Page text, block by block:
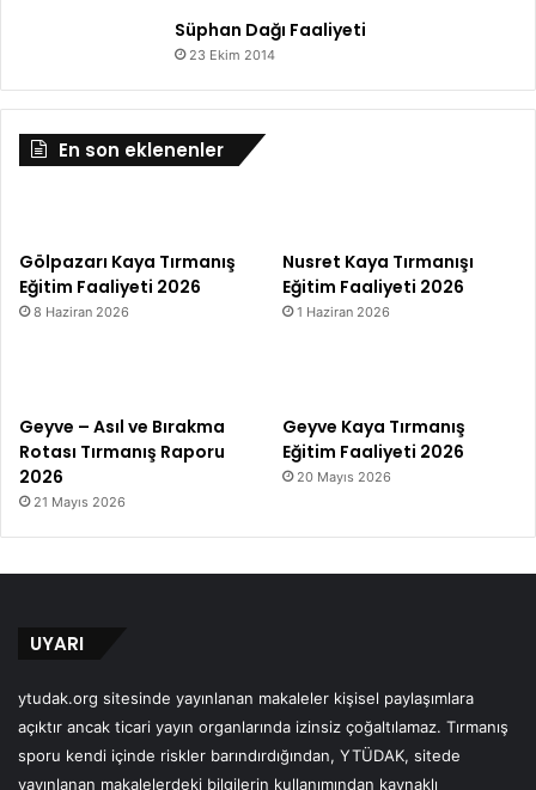
Süphan Dağı Faaliyeti
23 Ekim 2014
En son eklenenler
Gölpazarı Kaya Tırmanış
Eğitim Faaliyeti 2026
8 Haziran 2026
Nusret Kaya Tırmanışı
Eğitim Faaliyeti 2026
1 Haziran 2026
Geyve – Asıl ve Bırakma
Rotası Tırmanış Raporu
2026
21 Mayıs 2026
Geyve Kaya Tırmanış
Eğitim Faaliyeti 2026
20 Mayıs 2026
UYARI
ytudak.org sitesinde yayınlanan makaleler kişisel paylaşımlara
açıktır ancak ticari yayın organlarında izinsiz çoğaltılamaz. Tırmanış
sporu kendi içinde riskler barındırdığından, YTÜDAK, sitede
yayınlanan makalelerdeki bilgilerin kullanımından kaynaklı